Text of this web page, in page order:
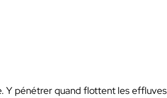
Y pénétrer quand flottent les effluves